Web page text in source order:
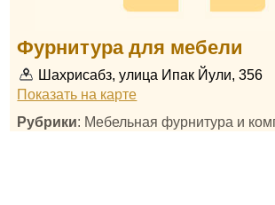
Фурнитура для мебели
Шахрисабз, улица Ипак Йули, 356
Показать на карте
Рубрики: Мебельная фурнитура и